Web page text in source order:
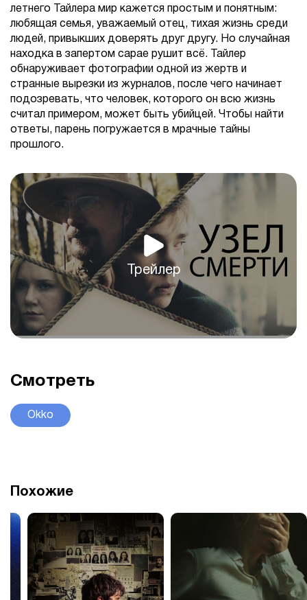
летнего Тайлера мир кажется простым и понятным:
любящая семья, уважаемый отец, тихая жизнь среди
людей, привыкших доверять друг другу. Но случайная
находка в запертом сарае рушит всё. Тайлер
обнаруживает фотографии одной из жертв и
странные вырезки из журналов, после чего начинает
подозревать, что человек, которого он всю жизнь
считал примером, может быть убийцей. Чтобы найти
ответы, парень погружается в мрачные тайны
прошлого.
Трейлер
Смотреть
Okko
Похожие